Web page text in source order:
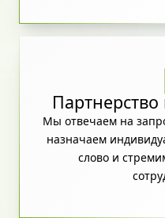
Мы отвечаем на
назначаем
слово и